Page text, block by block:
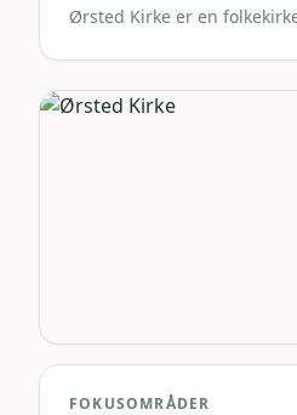
Ørsted Kirke er en
FOKUSOMRÅDER